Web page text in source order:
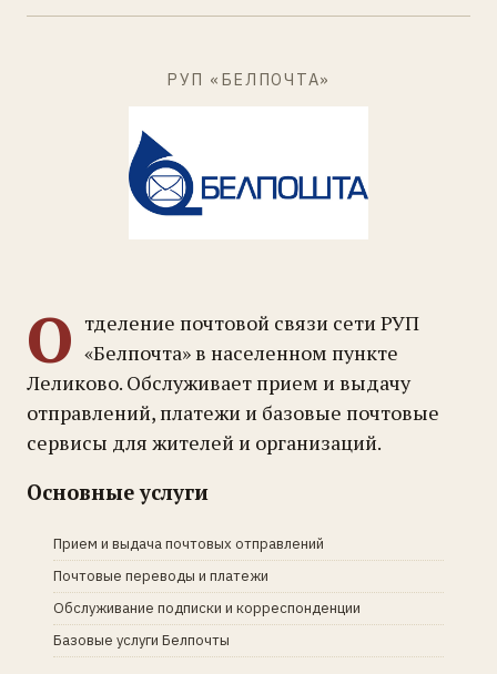
РУП «БЕЛПОЧТА»
О тделение почтовой связи сети РУП
«Белпочта» в населенном пункте
Леликово. Обслуживает прием и выдачу
отправлений, платежи и базовые почтовые
сервисы для жителей и организаций.
Основные услуги
Прием и выдача почтовых отправлений
Почтовые переводы и платежи
Обслуживание подписки и корреспонденции
Базовые услуги Белпочты